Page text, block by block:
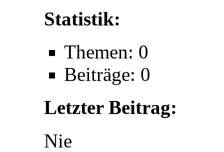
Statistik:
Themen: 0
Beiträge: 0
Letzter Beitrag:
Nie